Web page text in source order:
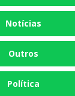
Notícias
Outros
Política